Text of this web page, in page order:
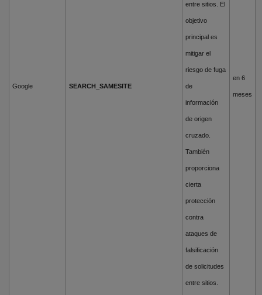
Google SEARCH_SAMESITE
entre sitios. El
objetivo
principal es
mitigar el
riesgo de fuga
de
información
de origen
cruzado.
También
proporciona
cierta
protección
contra
ataques de
falsificación
de solicitudes
entre sitios.
en 6
meses